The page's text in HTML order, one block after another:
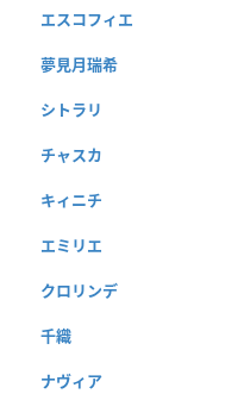
エスコフィエ
夢見月瑞希
シトラリ
チャスカ
キィニチ
エミリエ
クロリンデ
千織
ナヴィア